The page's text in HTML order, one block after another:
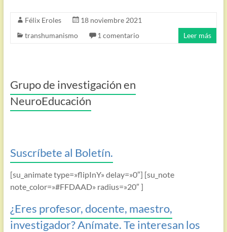
Félix Eroles
18 noviembre 2021
transhumanismo
1 comentario Leer más
Grupo de investigación en
NeuroEducación
Suscríbete al Boletín.
[su_animate type=»flipInY» delay=»0″] [su_note
note_color=»#FFDAAD» radius=»20″ ]
¿Eres profesor, docente, maestro,
investigador? Anímate. Te interesan los